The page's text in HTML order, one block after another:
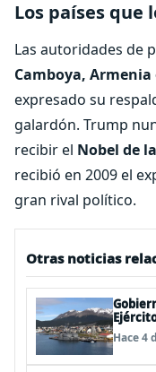
Los países que
Las autoridades de
Camboya,
expresado su
galardón. Trump
recibir el Nobel de
recibió en 2009 el
gran rival político.
Otras noticias
Hace 4